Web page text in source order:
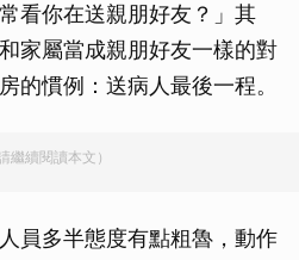
看你在送親朋好友？」其
家屬當成親朋好友一樣的對
的慣例：送病人最後一程。
繼續閱讀本文）
員多半態度有點粗魯，動作